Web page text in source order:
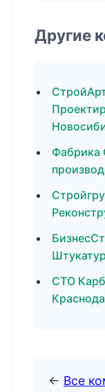
Другие
Фабрика
СТО
← Все